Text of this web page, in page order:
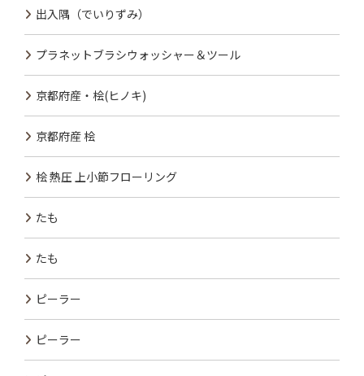
出入隅（でいりずみ）
プラネットブラシウォッシャー＆ツール
京都府産・桧(ヒノキ)
京都府産 桧
桧 熱圧 上小節フローリング
たも
たも
ピーラー
ピーラー